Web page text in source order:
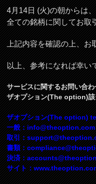
4月14日 (火)の朝からは
全ての銘柄に関してお取
上記内容を確認の上、お
以上、参考になれば幸い
サービスに関するお問い合
ザオプション(The option)
ザオプション(The option)
一般：info@theoption.com
取引：
書類：
決済：
サイト：